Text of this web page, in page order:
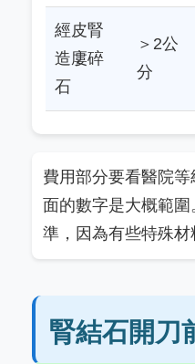
經皮腎
造廔碎
石
＞2公
分
費用部分要看醫院
面的數字是大概範
準，因為有些特殊材
腎結石開刀